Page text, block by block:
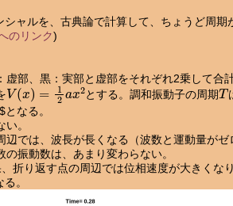
シャルを、古典論で計算して、ちょうど周期
のリンク)
虚部、黒：実部と虚部をそれぞれ2乗して合
V(x)= 12 ax2 とする。調和振動子の周期T
なる。
。
辺では、波長が長くなる（波数と運動量がゼ
振動数は、あまり変わらない。
折り返す点の周辺では位相速度が大きくな
。